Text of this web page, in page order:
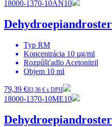
18000-1370-10AN10
Typ RM
Koncentrácia 10 µg/ml
Rozpúšťadlo Acetonitril
Objem 10 ml
79,39 €83,36 € s DPH
18000-1370-10ME10